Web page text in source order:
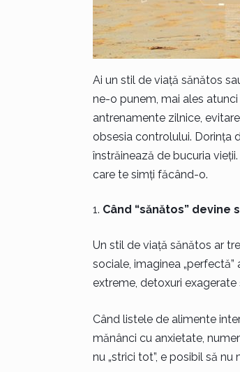
Ai un stil de viață sănătos
ne-o punem, mai ales
antrenamente zilnice,
obsesia controlului. Dorința
înstrăinează de bucuria
care te simți făcând-o.
Când “sănătos” devine
Un stil de viață sănătos ar
sociale, imaginea
extreme, detoxuri exagerate
Când listele de alimente
mănânci cu anxietate,
nu „strici tot”, e posibil să